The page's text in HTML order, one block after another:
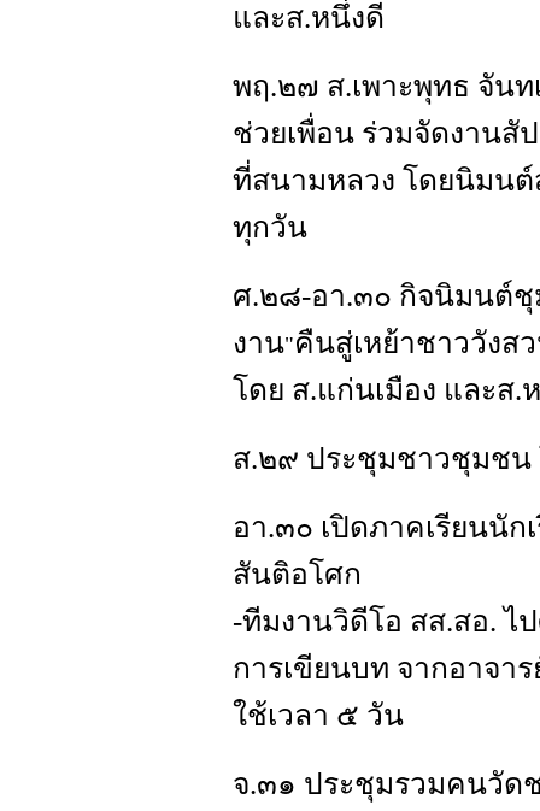
และส.หนึ่งดี
พฤ.๒๗ ส.เพาะพุทธ จัน
ช่วยเพื่อน ร่วมจัดงาน
ที่สนามหลวง โดยนิมน
ทุกวัน
ศ.๒๘-อา.๓๐ กิจนิมนต์ชุ
งาน"คืนสู่เหย้าชาววังส
โดย ส.แก่นเมือง และส.
ส.๒๙ ประชุมชาวชุมชน
อา.๓๐ เปิดภาคเรียนนั
สันติอโศก
-ทีมงานวิดีโอ สส.สอ. ไ
การเขียนบท จากอาจ
ใช้เวลา ๕ วัน
จ.๓๑ ประชุมรวมคนวัด